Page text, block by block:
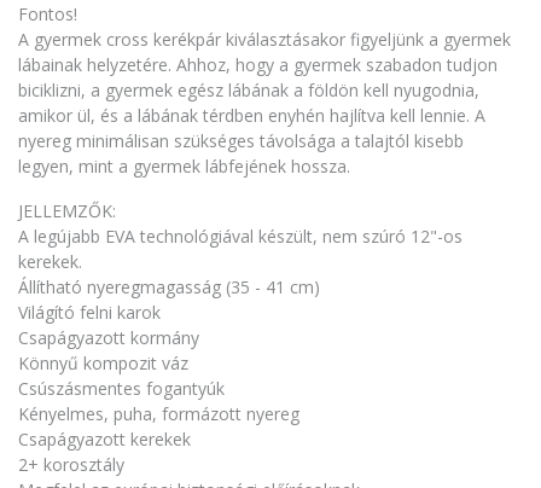
Fontos!
A gyermek cross kerékpár kiválasztásakor figyeljünk a gyermek
lábainak helyzetére. Ahhoz, hogy a gyermek szabadon tudjon
biciklizni, a gyermek egész lábának a földön kell nyugodnia,
amikor ül, és a lábának térdben enyhén hajlítva kell lennie. A
nyereg minimálisan szükséges távolsága a talajtól kisebb
legyen, mint a gyermek lábfejének hossza.
JELLEMZŐK:
A legújabb EVA technológiával készült, nem szúró 12"-os
kerekek.
Állítható nyeregmagasság (35 - 41 cm)
Világító felni karok
Csapágyazott kormány
Könnyű kompozit váz
Csúszásmentes fogantyúk
Kényelmes, puha, formázott nyereg
Csapágyazott kerekek
2+ korosztály